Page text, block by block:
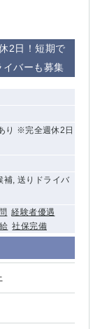
2日！短期で
バーも募集
り ※完全週休2日
補, 送りドライバ
経験者優遇
社保完備